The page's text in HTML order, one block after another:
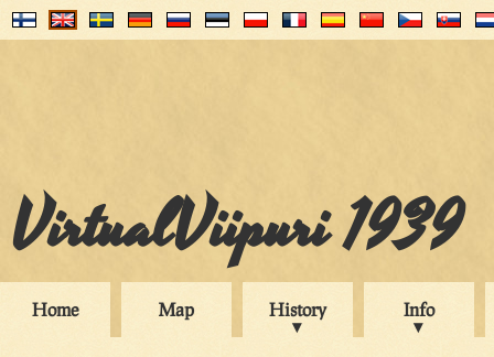
VirtualViipuri 1939
Home Map History Info